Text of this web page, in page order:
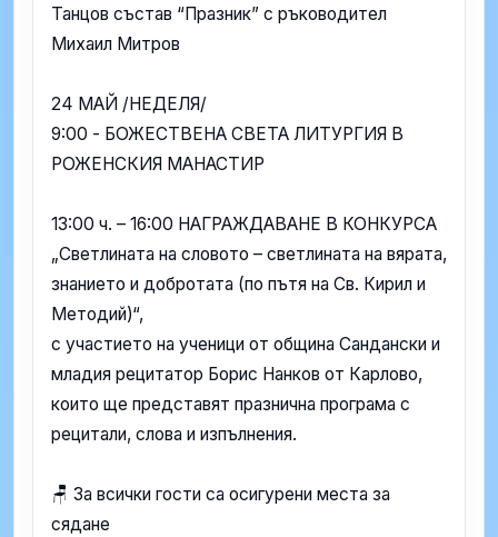
Танцов състав “Празник” с ръководител
Михаил Митров
24 МАЙ /НЕДЕЛЯ/
9:00 - БОЖЕСТВЕНА СВЕТА ЛИТУРГИЯ В
РОЖЕНСКИЯ МАНАСТИР
13:00 ч. – 16:00 НАГРАЖДАВАНЕ В КОНКУРСА
„Светлината на словото – светлината на вярата,
знанието и добротата (по пътя на Св. Кирил и
Методий)“,
с участието на ученици от община Сандански и
младия рецитатор Борис Нанков от Карлово,
които ще представят празнична програма с
рецитали, слова и изпълнения.
🪑 За всички гости са осигурени места за
сядане